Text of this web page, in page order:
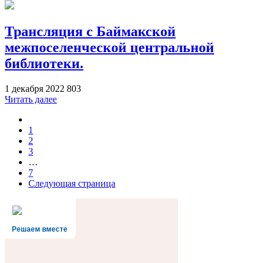
Трансляция с Баймакской
межпоселенческой центральной
библиотеки.
1 декабря 2022 803
Читать далее
1
2
3
…
7
Следующая страница
Решаем вместе